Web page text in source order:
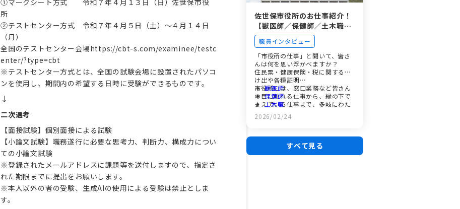
所
➁テストセンター方式 令和７年４月５日（土）～４月１４日
（月）
全国のテストセンター会場https://cbt-s.com/examinee/testc
enter/?type=cbt
※テストセンター方式とは、全国の試験会場に設置されたパソコ
↓
二次選考
【面接試験】個別面接による試験
【小論文試験】職務遂行に必要な思考力、判断力、構成力につい
ての小論文試験
※登録されたメールアドレスに課題等を送付しますので、指定さ
れた期限までに提出をお願いします。
※本人以外の者の受験、生成AIの使用による受験は禁止としま
す。
佐世保市役所のお仕事紹介！
【獣医師／保健師／土木職／
事務職】
職員インタビュー
「市役所の仕事」と聞いて、皆さ
んは何を思い浮かべますか？
住民票・健康保険・税に関する届
け出や各種証明…
市役所には、窓口業務など皆さん
の目に触れる仕事から、縁の下で
支えている仕事まで、多岐にわた
る仕事があります。
今回の特集では、41職種ある佐世
健師・土木職・事務職（埋蔵文化
財担当）として働く4人の職員に、
獣医師
保健師
土木職
事務職
広報させぼプラス動画（土木
当））はこちら
2026/02/24
すべて見る